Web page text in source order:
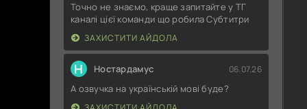
Точно не знаємо, краще запитайте у ТГ
каналі цієї команди що робила Субтитри
ЗАХИСТИТИ АЙДОЛА
Н Ностардамус 06.07.26
А озвучка на українській мові буде?